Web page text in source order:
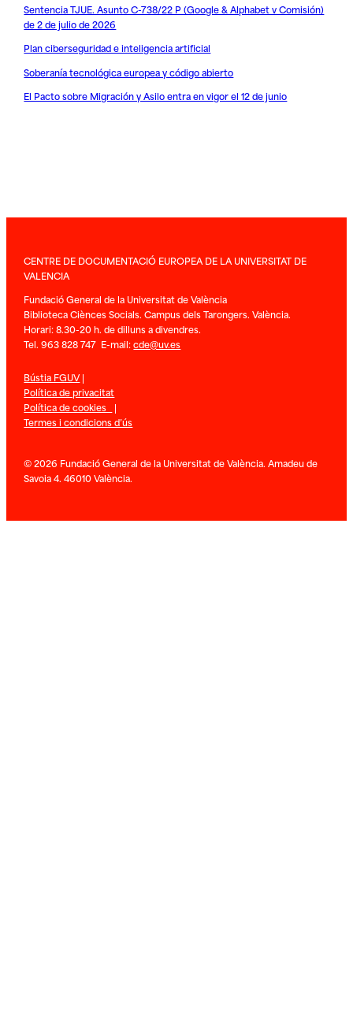
Sentencia TJUE. Asunto C-738/22 P (Google & Alphabet v Comisión)
de 2 de julio de 2026
Plan ciberseguridad e inteligencia artificial
Soberanía tecnológica europea y código abierto
El Pacto sobre Migración y Asilo entra en vigor el 12 de junio
CENTRE DE DOCUMENTACIÓ EUROPEA DE LA UNIVERSITAT DE
VALENCIA
Fundació General de la Universitat de València
Biblioteca Ciènces Socials. Campus dels Tarongers. València.
Horari: 8.30-20 h. de dilluns a divendres.
Tel. 963 828 747 E-mail:cde@uv.es
Bústia FGUV|
Política de privacitat
Política de cookies |
Termes i condicions d’ús
© 2026 Fundació General de la Universitat de València. Amadeu de
Savoia 4. 46010 València.